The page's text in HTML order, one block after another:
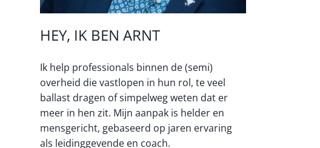
HEY, IK BEN ARNT
Ik help professionals binnen de (semi)
overheid die vastlopen in hun rol, te veel
ballast dragen of simpelweg weten dat er
meer in hen zit. Mijn aanpak is helder en
mensgericht, gebaseerd op jaren ervaring
als leidinggevende en coach.